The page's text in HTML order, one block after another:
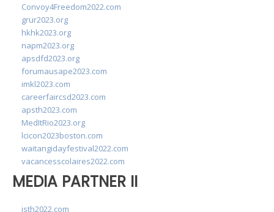
Convoy4Freedom2022.com
grur2023.org
hkhk2023.org
napm2023.org
apsdfd2023.org
forumausape2023.com
imkl2023.com
careerfaircsd2023.com
apsth2023.com
MedItRio2023.org
lcicon2023boston.com
waitangidayfestival2022.com
vacancesscolaires2022.com
MEDIA PARTNER II
isth2022.com